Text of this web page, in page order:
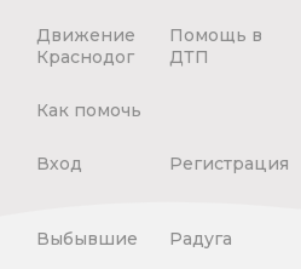
Движение
Краснодог
Помощь в
ДТП
Как помочь
Вход Регистрация
Выбывшие Радуга